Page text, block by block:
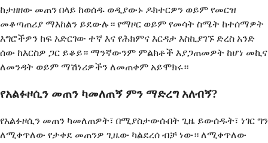
ከታዘዘው መጠን በላይ ከወሰዱ ወዲያውኑ ዶክተርዎን ወይም የመርዝ
መቆጣጠሪያ ማእከልን ይደውሉ። የማዞር ወይም የመሳት ስሜት ከተሰማዎት
እግሮችዎን ከፍ አድርገው ተኛ እና የሕክምና እርዳታ እስኪያገኙ ድረስ አንድ
ሰው ከእርስዎ ጋር ይቆይ። ማንኛውንም ምልክቶች እያጋጠመዎት ከሆነ መኪና
ለመንዳት ወይም ማሽነሪዎችን ለመጠቀም አይሞክሩ።
የአልፉዞሲን መጠን ካመለጠኝ ምን ማድረግ አለብኝ?
የአልፉዞሲን መጠን ካመለጠዎት፣ በሚያስታውሱበት ጊዜ ይውሰዱት፣ ነገር ግን
ለሚቀጥለው የታቀደ መጠንዎ ጊዜው ካልደረሰ ብቻ ነው። ለሚቀጥለው